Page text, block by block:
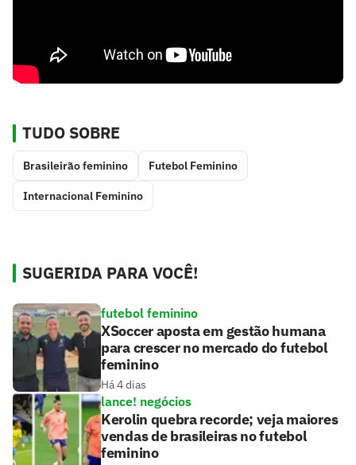
TUDO SOBRE
Brasileirão feminino Futebol Feminino
Internacional Feminino
SUGERIDA PARA VOCÊ!
futebol feminino
XSoccer aposta em gestão humana
para crescer no mercado do futebol
feminino
Há 4 dias
lance! negócios
Kerolin quebra recorde; veja maiores
vendas de brasileiras no futebol
feminino